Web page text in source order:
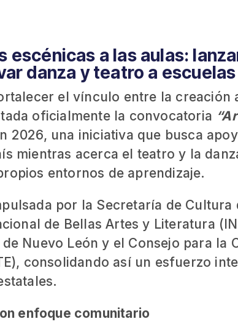
escénicas a las aulas:
danza y teatro a escuelas
el vínculo entre la creación
oficialmente la convocatoria
2026, una iniciativa que busca
mientras acerca el teatro y la
entornos de aprendizaje.
por la Secretaría de
de Bellas Artes y Literatura
Nuevo León y el Consejo para la
consolidando así un esfuerzo
enfoque comunitario